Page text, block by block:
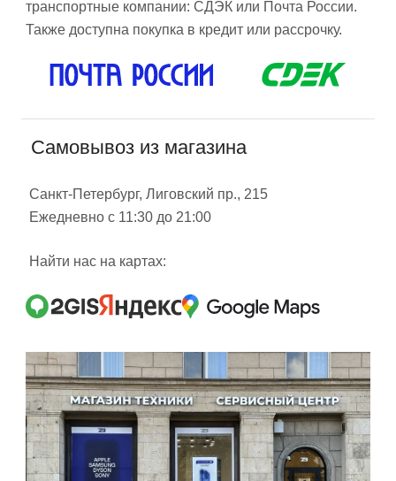
транспортные компании: СДЭК или Почта России.
Также доступна покупка в кредит или рассрочку.
Самовывоз из магазина
Санкт-Петербург, Лиговский пр., 215
Ежедневно с 11:30 до 21:00
Найти нас на картах: